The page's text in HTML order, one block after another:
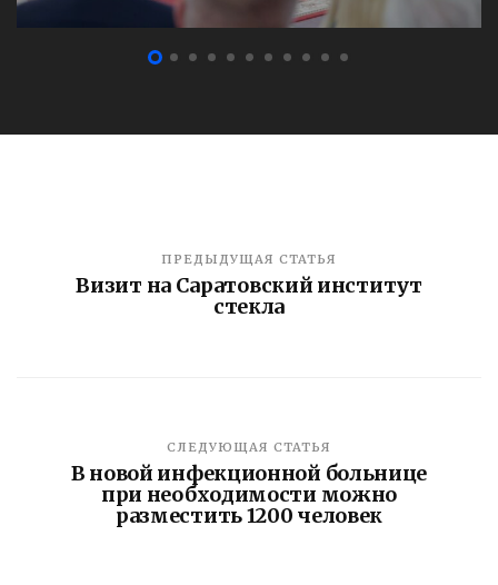
ПРЕДЫДУЩАЯ СТАТЬЯ
Визит на Саратовский институт
стекла
СЛЕДУЮЩАЯ СТАТЬЯ
В новой инфекционной больнице
при необходимости можно
разместить 1200 человек